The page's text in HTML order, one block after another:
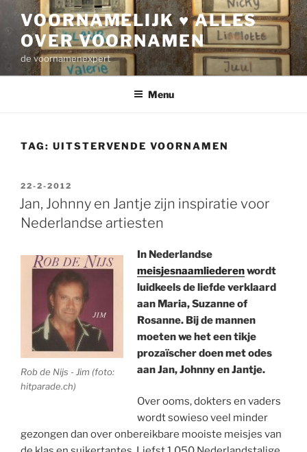
inhoud
VOORNAMELIJK ♥ ALLES
OVER VOORNAMEN
de voornamenexpert
Menu
TAG: UITSTERVENDE VOORNAMEN
GEPLAATST
OP
22-2-2012
Jan, Johnny en Jantje zijn inspiratie voor
Nederlandse artiesten
Rob de Nijs - Jim (foto:
hitparade.ch)
In Nederlandse
meisjesnaamliederenwordt
luidkeels de liefde verklaard
aan Maria, Suzanne of
Rosanne. Bij de mannen
moeten we het een tikje
prozaïscher doen met odes
aan Jan, Johnny en Jantje.
Over ooms, dokters en vaders
wordt sowieso veel minder
gezongen dan over onbereikbare mooiste meisjes van